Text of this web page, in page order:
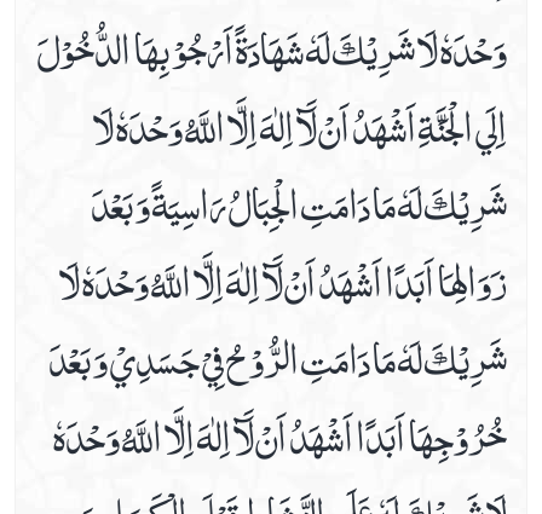
وَحْدَهٗ لَا شَرِيْكَ لَهٗ شَهَادَةً اَرْجُوْ بِهَا الدُّخُوْلَ
اِلَي الْجَنَّةِ اَشْهَدُ اَنْ لَآ اِلٰهَ اِلَّا اللَّهُ وَحْدَهٗ لَا
شَرِيْكَ لَهٗ مَا دَامَتِ الْجِبَالُ رَاسِيَةً وَ بَعْدَ
زَوَالِهَا اَبَدًا اَشْهَدُ اَنْ لَآ اِلٰهَ اِلَّا اللَّهُ وَحْدَهٗ لَا
شَرِيْكَ لَهٗ مَا دَامَتِ الرُّوْحُ فِيْ جَسَدِيْ وَ بَعْدَ
خُرُوْجِهَا اَبَدًا اَشْهَدُ اَنْ لَآ اِلٰهَ اِلَّا اللَّهُ وَحْدَهٗ